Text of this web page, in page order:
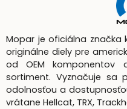
Mopar je oficiálna značka
originálne diely pre
od OEM komponentov
sortiment. Vyznačuje sa
odolnosťou a
vrátane Hellcat, TRX,